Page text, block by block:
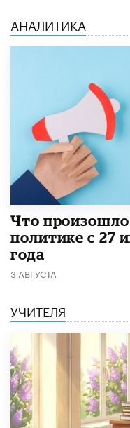
АНАЛИТИКА
​Что произошло
политике с 27
года
3 АВГУСТА
УЧИТЕЛЯ